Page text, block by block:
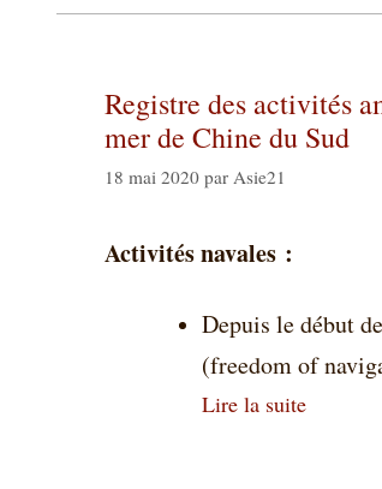
Registre des activités
mer de Chine du Sud
18 mai 2020 par Asie21
Activités navales :
Depuis le début
(freedom of
Lire la suite